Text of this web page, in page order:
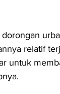
relatif
untuk